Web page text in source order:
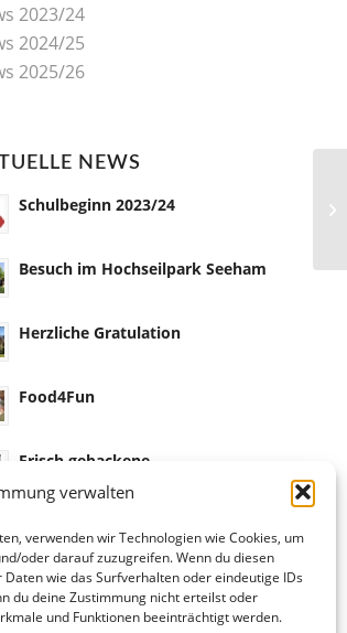
verwalten
verwenden wir Technologien wie Cookies, um
oder darauf zuzugreifen. Wenn du diesen
wie das Surfverhalten oder eindeutige IDs
du deine Zustimmung nicht erteilst oder
und Funktionen beeinträchtigt werden.
2023/24
2024/25
2025/26
NEWS
Schulbeginn 2023/24
Besuch im Hochseilpark Seeham
Herzliche Gratulation
Food4Fun
Frisch gebackene
„Jungsommelière Österreich“ am